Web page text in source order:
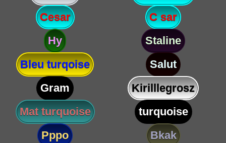
Cesar
C sar
Hy
Staline
Bleu turqoise
Salut
Gram
Kirilllegrosz
Mat turquoise
turquoise
Pppo
Bkak